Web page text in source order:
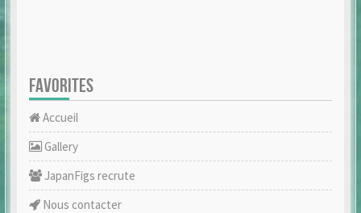
FAVORITES
Accueil
Gallery
JapanFigs recrute
Nous contacter